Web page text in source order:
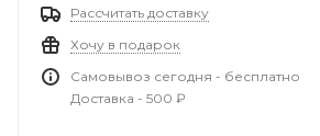
Рассчитать доставку
Хочу в подарок
Самовывоз сегодня - бесплатно
Доставка - 500 ₽